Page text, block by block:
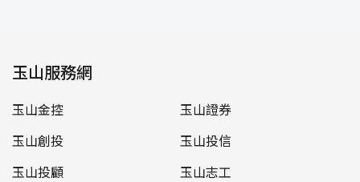
玉山服務網
玉山金控
玉山證券
玉山創投
玉山投信
玉山投顧
玉山志工